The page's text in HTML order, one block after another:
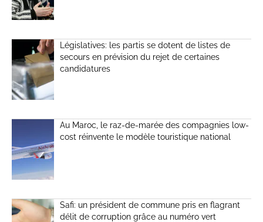
Législatives: les partis se dotent de listes de
secours en prévision du rejet de certaines
candidatures
Au Maroc, le raz-de-marée des compagnies low-
cost réinvente le modèle touristique national
Safi: un président de commune pris en flagrant
délit de corruption grâce au numéro vert